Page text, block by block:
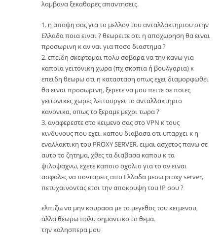
λαμβανα ξεκαθαρες απαντησεις.
1. η αποψη σας για το μελλον του ανταλλακτηριου στην
Ελλαδα ποια ειναι ? θεωρειτε οτι η αποχωρηση θα ειναι
προσωρινη κ αν ναι για ποσο διαστημα ?
2. επειδη σκεφτομαι πολυ σοβαρα να την κανω για
καποια γειτονικη χωρα (πχ σκοπια ή βουλγαρια) κ
επειδη θεωρω οτι η κατασταση οπως εχει διαμορφωθει
θα ειναι προσωρινη, ξερετε να μου πειτε σε ποιες
γειτονικες χωρες λειτουργει το ανταλλακτηριο
κανονικα, οπως το ξεραμε μεχρι τωρα ?
3. αναφερεστε στο κειμενο σας στο VPN κ τους
κινδυνους που εχει. καπου διαβασα οτι υπαρχει κ η
εναλλακτικη του PROXY SERVER. ειμαι ασχετος πανω σε
αυτο το ζητημα, χθες τα διαβασα καπου κ τα
ψιλοψαχνω, εχετε καποιο σχολιο για το αν ειναι
ασφαλες να πονταρεις απο Ελλαδα μεσω proxy server,
πετυχαινοντας ετσι την αποκρυψη του IP σου ?
ελπιζω να μην κουρασα με το μεγεθος του κειμενου,
αλλα θεωρω πολυ σημαντικο το θεμα.
την καλησπερα μου